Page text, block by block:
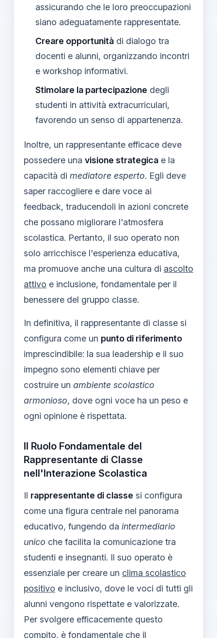
assicurando che le loro preoccupazioni
siano adeguatamente rappresentate.
Creare opportunità di dialogo tra
docenti e alunni, organizzando incontri
e workshop informativi.
Stimolare la partecipazione degli
studenti in attività extracurriculari,
favorendo un senso di appartenenza.
Inoltre, un rappresentante efficace deve
possedere una visione strategica e la
capacità di mediatore esperto. Egli deve
saper raccogliere e dare voce ai
feedback, traducendoli in azioni concrete
che possano migliorare l'atmosfera
scolastica. Pertanto, il suo operato non
solo arricchisce l'esperienza educativa,
ma promuove anche una cultura di ascolto
attivo e inclusione, fondamentale per il
benessere del gruppo classe.
In definitiva, il rappresentante di classe si
configura come un punto di riferimento
imprescindibile: la sua leadership e il suo
impegno sono elementi chiave per
costruire un ambiente scolastico
armonioso, dove ogni voce ha un peso e
ogni opinione è rispettata.
Il Ruolo Fondamentale del
Rappresentante di Classe
nell'Interazione Scolastica
Il rappresentante di classe si configura
come una figura centrale nel panorama
educativo, fungendo da intermediario
unico che facilita la comunicazione tra
studenti e insegnanti. Il suo operato è
essenziale per creare un clima scolastico
positivo e inclusivo, dove le voci di tutti gli
alunni vengono rispettate e valorizzate.
Per svolgere efficacemente questo
compito, è fondamentale che il